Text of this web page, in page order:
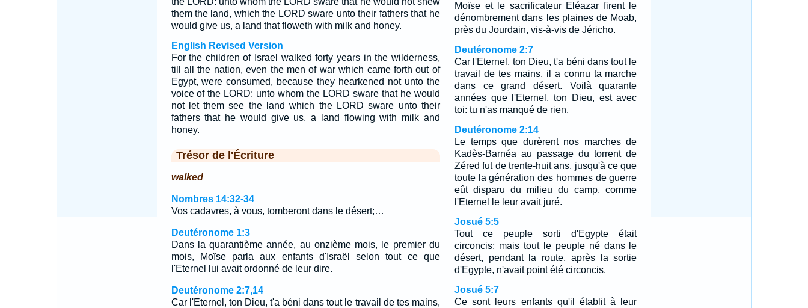
them the land, which the LORD sware unto their fathers that he
would give us, a land that floweth with milk and honey.
English Revised Version
For the children of Israel walked forty years in the wilderness,
till all the nation, even the men of war which came forth out of
Egypt, were consumed, because they hearkened not unto the
voice of the LORD: unto whom the LORD sware that he would
not let them see the land which the LORD sware unto their
fathers that he would give us, a land flowing with milk and
honey.
Trésor de l'Écriture
walked
Nombres 14:32-34
Vos cadavres, à vous, tomberont dans le désert;…
Deutéronome 1:3
Dans la quarantième année, au onzième mois, le premier du
mois, Moïse parla aux enfants d'Israël selon tout ce que
l'Eternel lui avait ordonné de leur dire.
Deutéronome 2:7,14
Car l'Eternel, ton Dieu, t'a béni dans tout le travail de tes mains,
Moïse et le sacrificateur Eléazar firent le
dénombrement dans les plaines de Moab,
près du Jourdain, vis-à-vis de Jéricho.
Deutéronome 2:7
Car l'Eternel, ton Dieu, t'a béni dans tout le
travail de tes mains, il a connu ta marche
dans ce grand désert. Voilà quarante
années que l'Eternel, ton Dieu, est avec
toi: tu n'as manqué de rien.
Deutéronome 2:14
Le temps que durèrent nos marches de
Kadès-Barnéa au passage du torrent de
Zéred fut de trente-huit ans, jusqu'à ce que
toute la génération des hommes de guerre
eût disparu du milieu du camp, comme
l'Eternel le leur avait juré.
Josué 5:5
Tout ce peuple sorti d'Egypte était
circoncis; mais tout le peuple né dans le
désert, pendant la route, après la sortie
d'Egypte, n'avait point été circoncis.
Josué 5:7
Ce sont leurs enfants qu'il établit à leur